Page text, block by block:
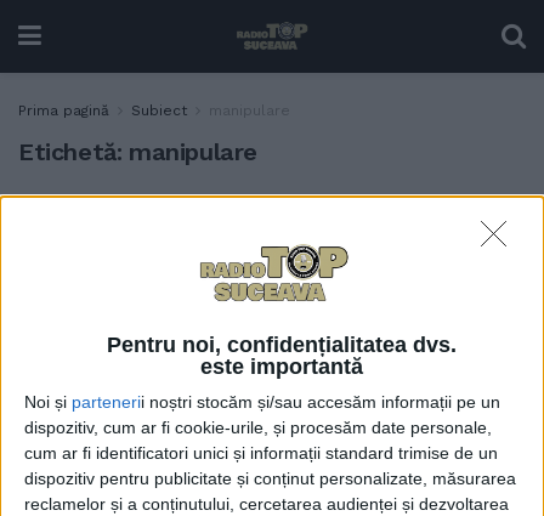
Pentru noi, confidențialitatea dvs.
este importantă
Noi și partenerii noștri stocăm și/sau accesăm informații pe un
dispozitiv, cum ar fi cookie-urile, și procesăm date personale,
cum ar fi identificatori unici și informații standard trimise de un
dispozitiv pentru publicitate și conținut personalizate, măsurarea
reclamelor și a conținutului, cercetarea audienței și dezvoltarea
Prima pagină Subiect manipulare
Etichetă: manipulare
Alexandru Paziuc, într-o
Românie extrem de
polarizată: Mai trebuie
socializare. Sînt vremurile
în care trebuie să fim uniți și
nicidecum dezbinați
14 DECEMBRIE, 2024
ACTUALITATE
Sociologul Dan Dascălu,
despre diferențele mari